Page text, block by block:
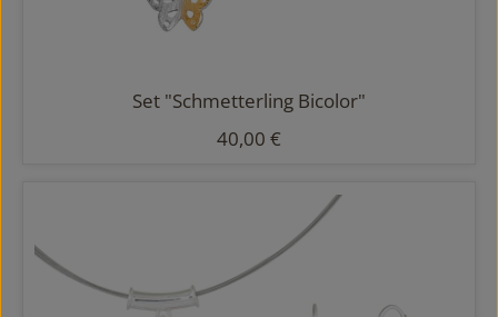
Set "Schmetterling Bicolor"
Regulärer Preis:
40,00 €